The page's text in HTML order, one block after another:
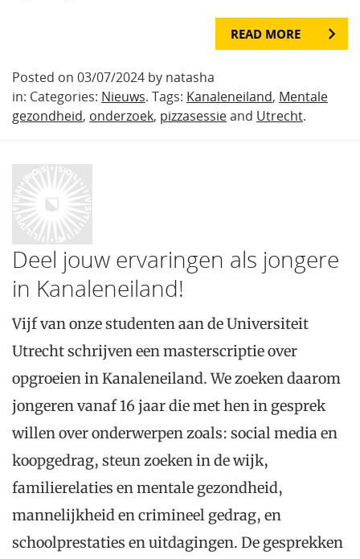
READ MORE
Posted on 03/07/2024 by natasha
in: Categories: Nieuws. Tags: Kanaleneiland, Mentale
gezondheid, onderzoek, pizzasessieand Utrecht.
Deel jouw ervaringen als jongere
in Kanaleneiland!
Vijf van onze studenten aan de Universiteit
Utrecht schrijven een masterscriptie over
opgroeien in Kanaleneiland. We zoeken daarom
jongeren vanaf 16 jaar die met hen in gesprek
willen over onderwerpen zoals: social media en
koopgedrag, steun zoeken in de wijk,
familierelaties en mentale gezondheid,
mannelijkheid en crimineel gedrag, en
schoolprestaties en uitdagingen. De gesprekken